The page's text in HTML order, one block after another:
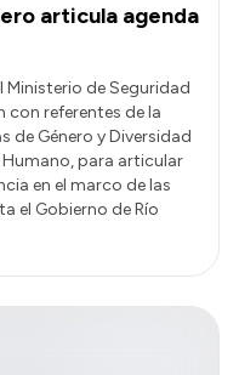
articula agenda
Ministerio de Seguridad
con referentes de la
de Género y Diversidad
Humano, para articular
en el marco de las
el Gobierno de Río